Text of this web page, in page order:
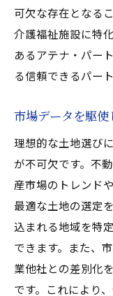
ビジネス
不動産市
地域需要
競合分析
効率的な
ョン
施設の価
介護福祉施
ングでスムー
現地調
定
可欠な存在となる
介護福祉施設に特
あるアテナ・パー
る信頼できるパー
市場データを駆
理想的な土地選び
が不可欠です。不
産市場のトレンド
最適な土地の選定
込まれる地域を特
できます。また、
業他社との差別化
です。これにより